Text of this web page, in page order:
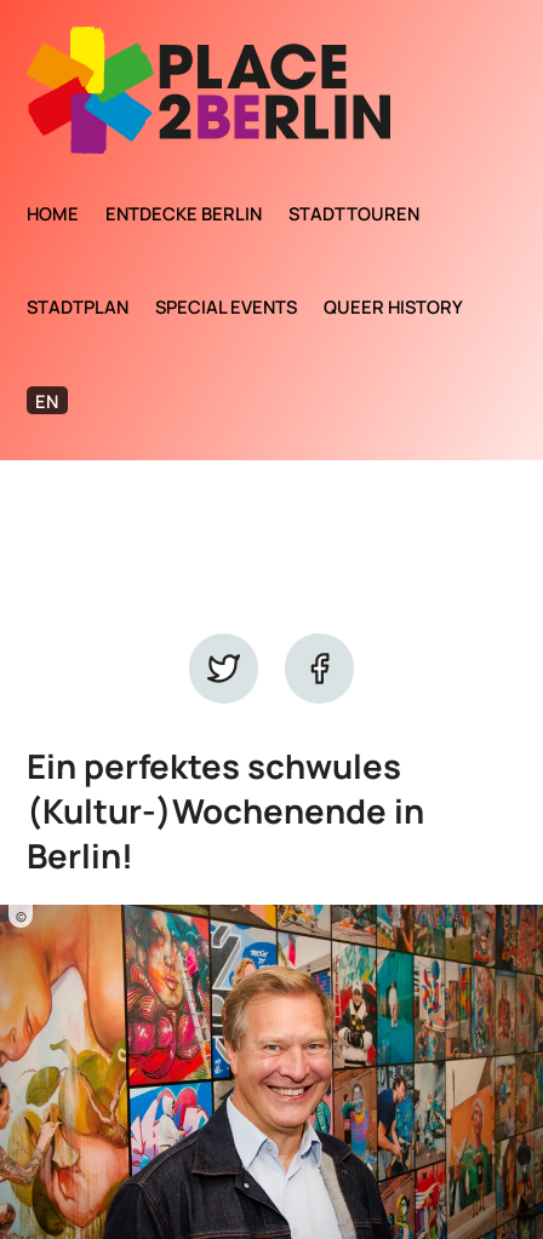
HOME ENTDECKE BERLIN STADTTOUREN
STADTPLAN SPECIAL EVENTS QUEER HISTORY
EN
Ein perfektes schwules
(Kultur-)Wochenende in
Berlin!
©